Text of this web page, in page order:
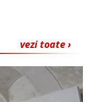
vezi toate ›